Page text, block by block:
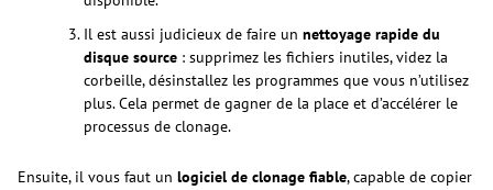
Il est aussi judicieux de faire un nettoyage rapide du
disque source : supprimez les fichiers inutiles, videz la
corbeille, désinstallez les programmes que vous n’utilisez
plus. Cela permet de gagner de la place et d’accélérer le
processus de clonage.
Ensuite, il vous faut un logiciel de clonage fiable, capable de copier